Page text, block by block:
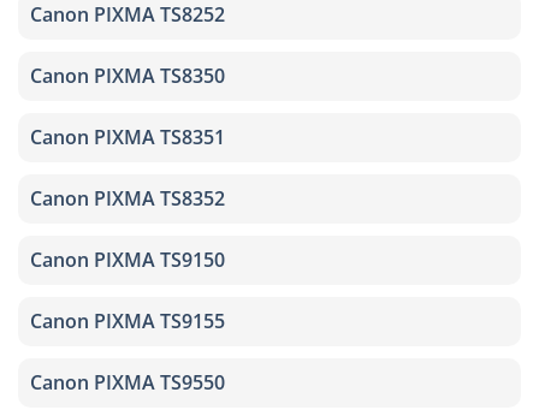
Canon PIXMA TS8252
Canon PIXMA TS8350
Canon PIXMA TS8351
Canon PIXMA TS8352
Canon PIXMA TS9150
Canon PIXMA TS9155
Canon PIXMA TS9550